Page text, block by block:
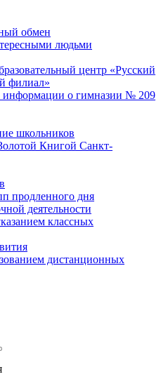
обмен
людьми
центр «Русский
филиал»
информации о гимназии № 209
школьников
Книгой Санкт-
продленного дня
деятельности
классных
дистанционных